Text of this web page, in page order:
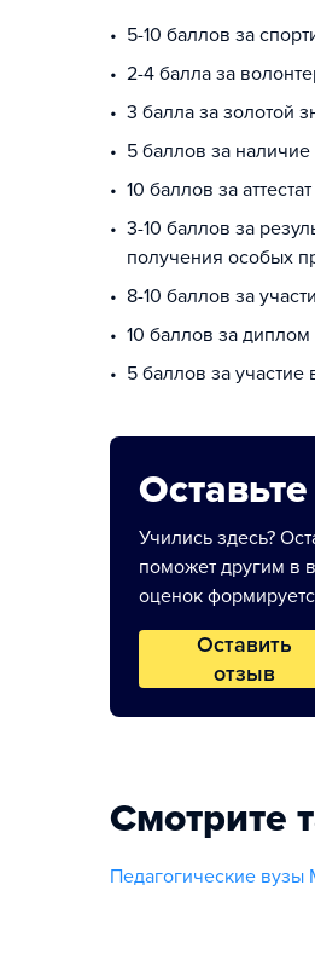
5-10 баллов за
2-4 балла за
3 балла за золотой
5 баллов за
10 баллов за
3-10 баллов за
получения особых
8-10 баллов за
10 баллов за
5 баллов за
Учились здесь?
поможет другим в
оценок
Оставить
отзыв
Смотрите
Педагогические вузы